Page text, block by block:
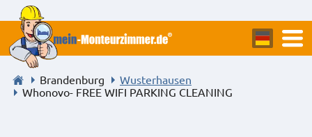
Brandenburg
Wusterhausen
Whonovo- FREE WIFI PARKING CLEANING